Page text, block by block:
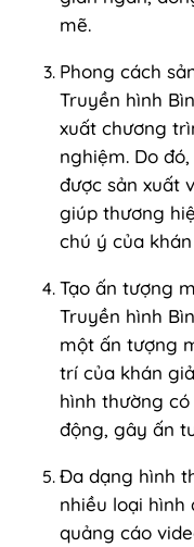
mẽ.
Phong cách
Truyền hình
xuất chương
nghiệm. Do
được sản xuất
giúp thương
chú ý của
Tạo ấn tượng
Truyền hình
một ấn tượng
trí của khán
hình thường
động, gây ấn
Đa dạng hình
nhiều loại hình
quảng cáo